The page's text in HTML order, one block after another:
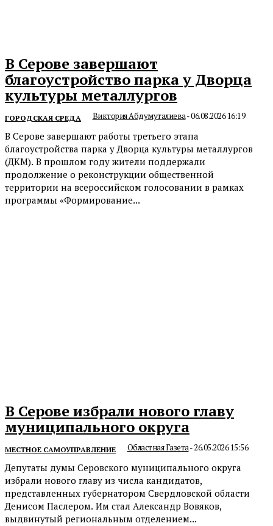
В Серове завершают
благоустройство парка у Дворца
культуры металлургов
ГОРОДСКАЯ СРЕДА Виктория Абдумуталиева-06.08.2026 16:19
В Серове завершают работы третьего этапа
благоустройства парка у Дворца культуры металлургов
(ДКМ). В прошлом году жители поддержали
продолжение о реконструкции общественной
территории на всероссийском голосовании в рамках
программы «Формирование...
В Серове избрали нового главу
муниципального округа
МЕСТНОЕ САМОУПРАВЛЕНИЕ Областная Газета-26.05.2026 15:56
Депутаты думы Серовского муниципального округа
избрали нового главу из числа кандидатов,
представленных губернатором Свердловской области
Денисом Паслером. Им стал Александр Вовяков,
выдвинутый региональным отделением...